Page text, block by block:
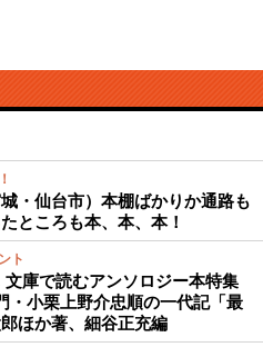
・仙台市）本棚ばかりか通路も
ところも本、本、本！
ト
庫で読むアンソロジー本特集
・小栗上野介忠順の一代記「最
ほか著、細谷正充編